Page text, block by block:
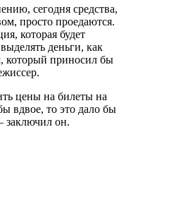
сегодня средства,
просто проедаются.
которая будет
деньги, как
который приносил бы
цены на билеты на
вдвое, то это дало бы
заключил он.